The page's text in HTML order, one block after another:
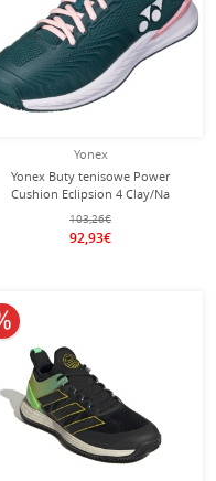
Yonex
Yonex Buty tenisowe Power
Cushion Eclipsion 4 Clay/Na
korty/Stabilność niebiesko-
zielony/różowy Damskie
103,26€
92,93€
10% obniżone